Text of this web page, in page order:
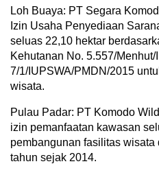
Loh Buaya: PT Segara
Izin Usaha Penyediaan
seluas 22,10 hektar
Kehutanan No. 5.557/
7/1/IUPSWA/PMDN/2015
wisata.
Pulau Padar: PT Komodo
izin pemanfaatan kawasan
pembangunan fasilitas
tahun sejak 2014.